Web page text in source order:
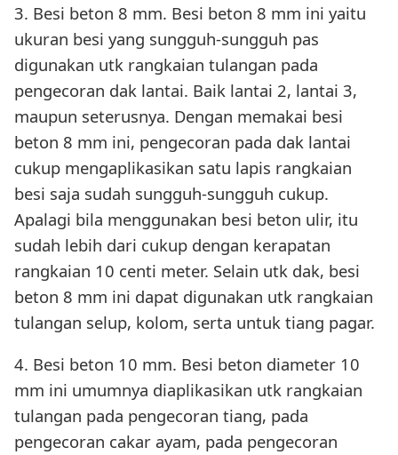
3. Besi beton 8 mm. Besi beton 8 mm ini yaitu
ukuran besi yang sungguh-sungguh pas
digunakan utk rangkaian tulangan pada
pengecoran dak lantai. Baik lantai 2, lantai 3,
maupun seterusnya. Dengan memakai besi
beton 8 mm ini, pengecoran pada dak lantai
cukup mengaplikasikan satu lapis rangkaian
besi saja sudah sungguh-sungguh cukup.
Apalagi bila menggunakan besi beton ulir, itu
sudah lebih dari cukup dengan kerapatan
rangkaian 10 centi meter. Selain utk dak, besi
beton 8 mm ini dapat digunakan utk rangkaian
tulangan selup, kolom, serta untuk tiang pagar.
4. Besi beton 10 mm. Besi beton diameter 10
mm ini umumnya diaplikasikan utk rangkaian
tulangan pada pengecoran tiang, pada
pengecoran cakar ayam, pada pengecoran